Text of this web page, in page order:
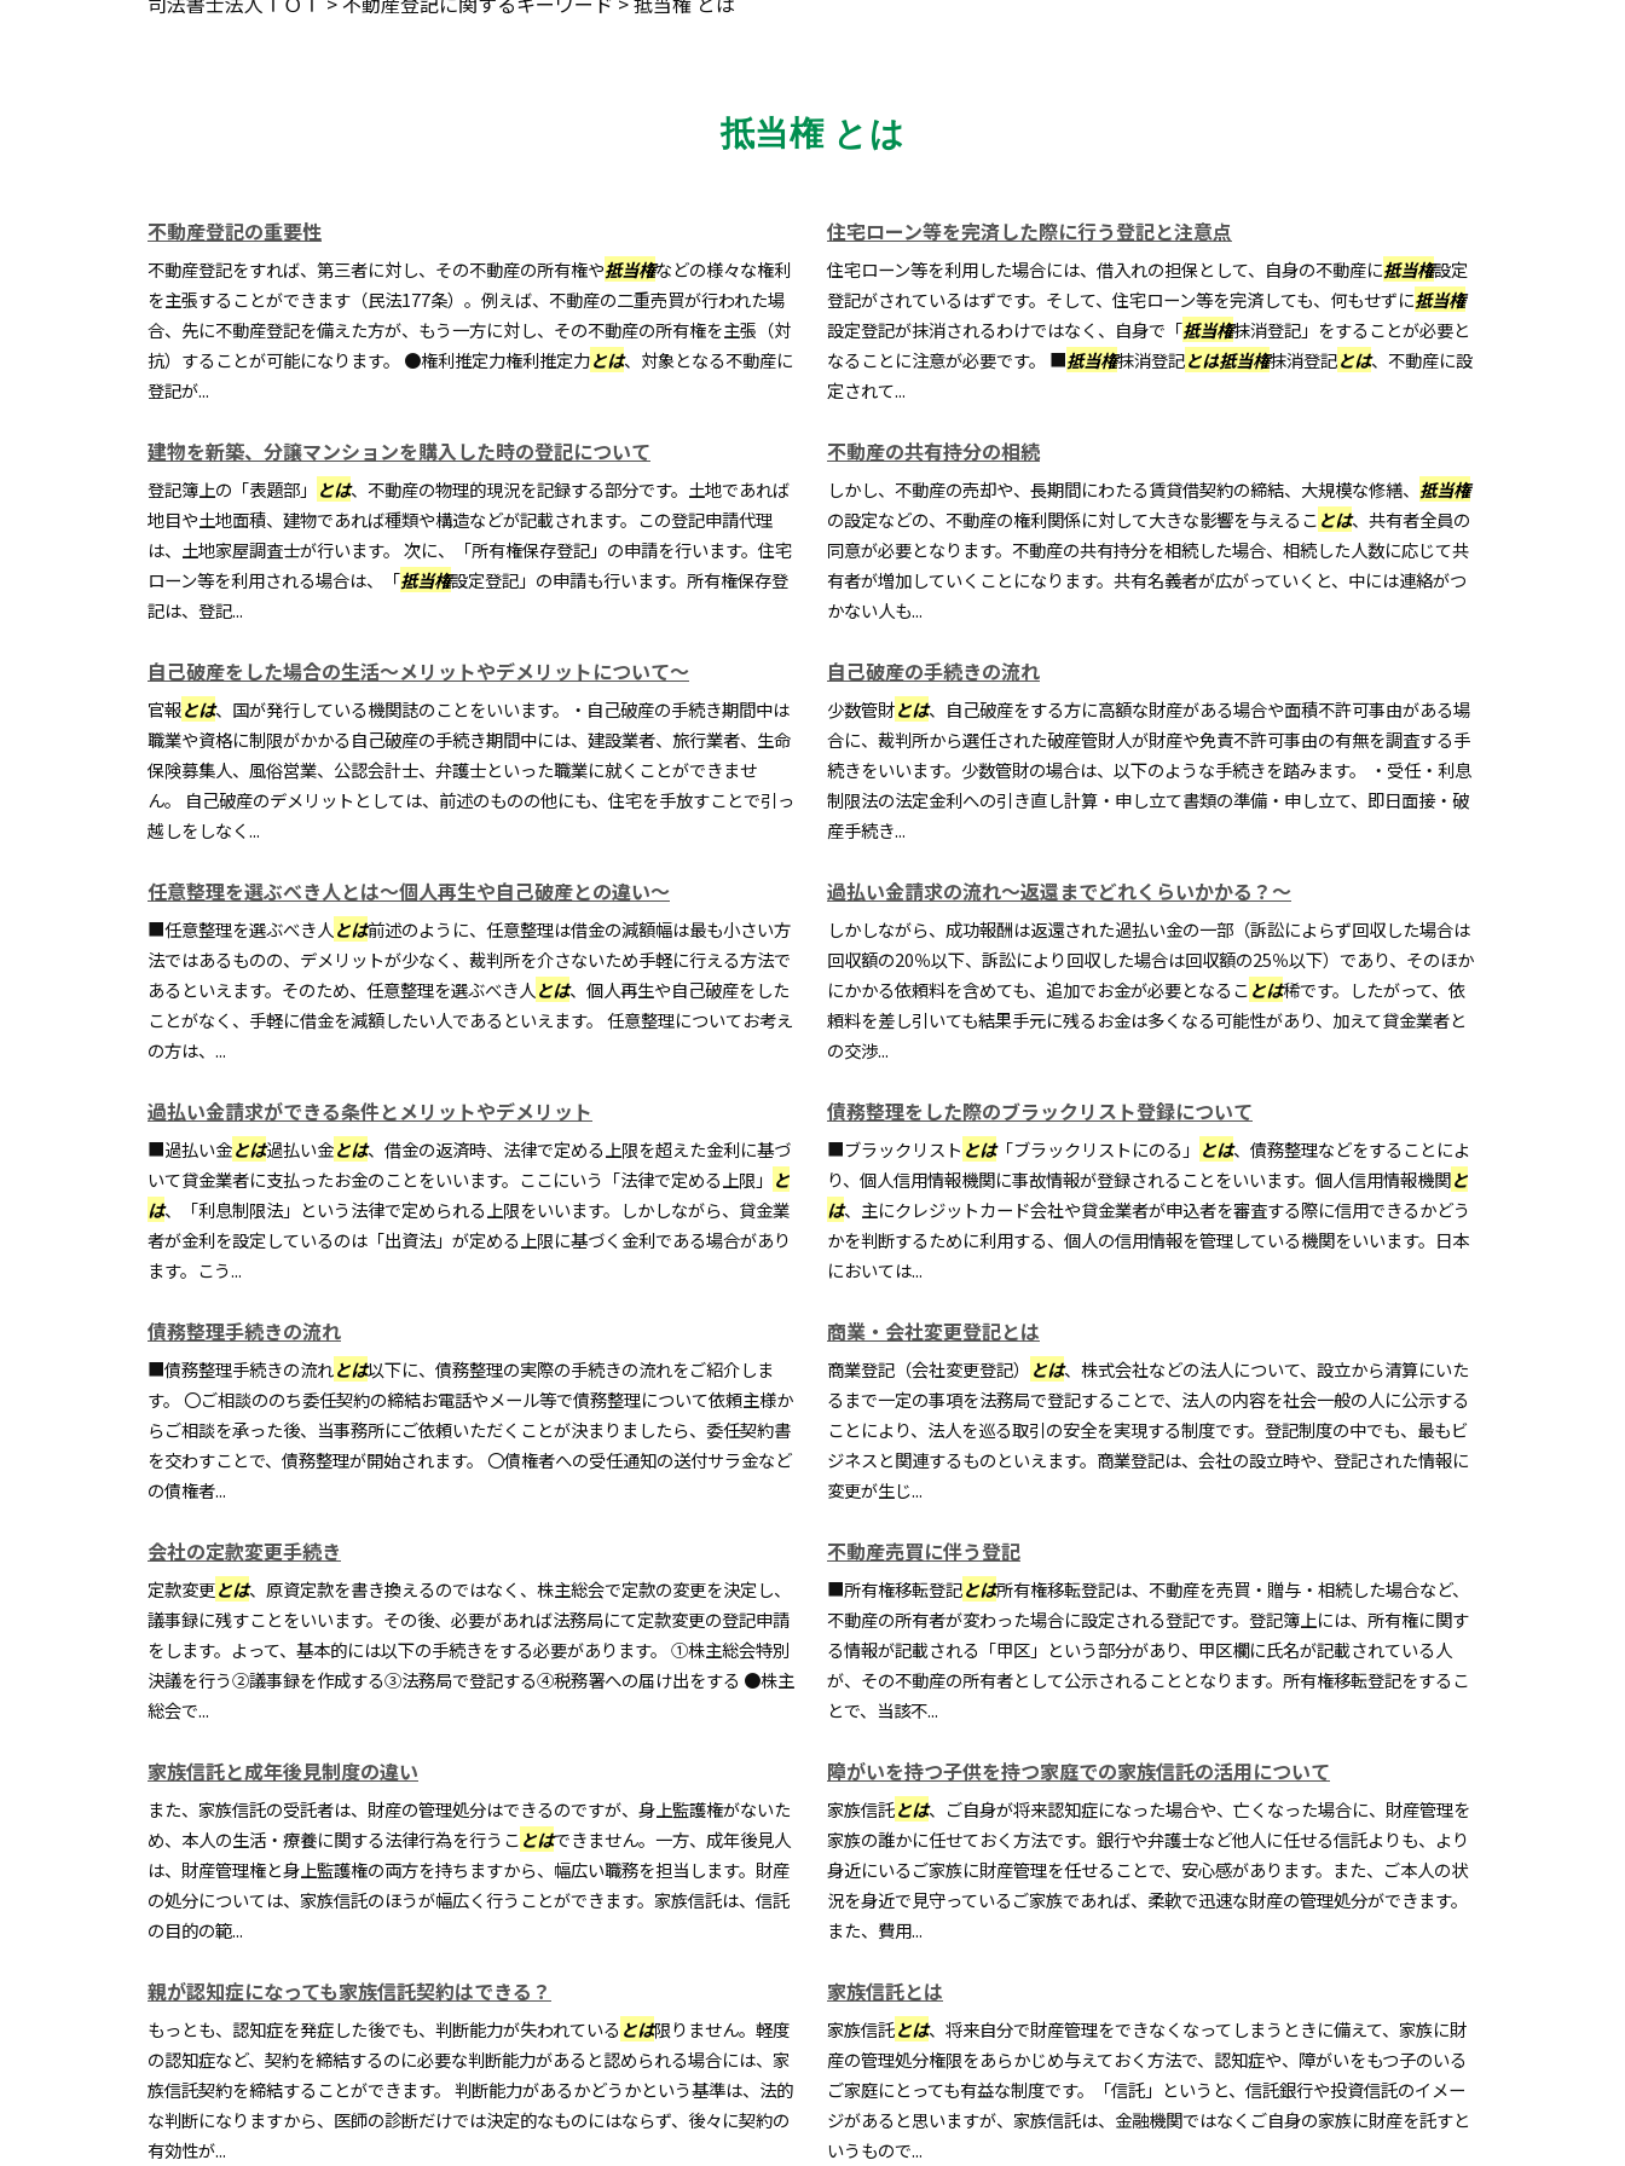
抵当権 とは
不動産登記の重要性
不動産登記をすれば、第三者に対し、その不動産の所有権や抵当権などの様々な権利
を主張することができます（民法177条）。例えば、不動産の二重売買が行われた場
合、先に不動産登記を備えた方が、もう一方に対し、その不動産の所有権を主張（対
抗）することが可能になります。 ●権利推定力権利推定力とは、対象となる不動産に
登記が...
住宅ローン等を完済した際に行う登記と注意点
住宅ローン等を利用した場合には、借入れの担保として、自身の不動産に抵当権設定
登記がされているはずです。そして、住宅ローン等を完済しても、何もせずに抵当権
設定登記が抹消されるわけではなく、自身で「抵当権抹消登記」をすることが必要と
なることに注意が必要です。 ■抵当権抹消登記とは抵当権抹消登記とは、不動産に設
定されて...
建物を新築、分譲マンションを購入した時の登記について
登記簿上の「表題部」 とは、不動産の物理的現況を記録する部分です。土地であれば
地目や土地面積、建物であれば種類や構造などが記載されます。この登記申請代理
は、土地家屋調査士が行います。 次に、「所有権保存登記」の申請を行います。住宅
ローン等を利用される場合は、「抵当権設定登記」の申請も行います。所有権保存登
記は、登記...
不動産の共有持分の相続
しかし、不動産の売却や、長期間にわたる賃貸借契約の締結、大規模な修繕、 抵当権
の設定などの、不動産の権利関係に対して大きな影響を与えることは、共有者全員の
同意が必要となります。不動産の共有持分を相続した場合、相続した人数に応じて共
有者が増加していくことになります。共有名義者が広がっていくと、中には連絡がつ
かない人も...
自己破産をした場合の生活～メリットやデメリットについて～
官報とは、国が発行している機関誌のことをいいます。・自己破産の手続き期間中は
職業や資格に制限がかかる自己破産の手続き期間中には、建設業者、旅行業者、生命
保険募集人、風俗営業、公認会計士、弁護士といった職業に就くことができませ
ん。 自己破産のデメリットとしては、前述のものの他にも、住宅を手放すことで引っ
越しをしなく...
自己破産の手続きの流れ
少数管財とは、自己破産をする方に高額な財産がある場合や面積不許可事由がある場
合に、裁判所から選任された破産管財人が財産や免責不許可事由の有無を調査する手
続きをいいます。少数管財の場合は、以下のような手続きを踏みます。 ・受任・利息
制限法の法定金利への引き直し計算・申し立て書類の準備・申し立て、即日面接・破
産手続き...
任意整理を選ぶべき人とは～個人再生や自己破産との違い～
■任意整理を選ぶべき人とは前述のように、任意整理は借金の減額幅は最も小さい方
法ではあるものの、デメリットが少なく、裁判所を介さないため手軽に行える方法で
あるといえます。そのため、任意整理を選ぶべき人とは、個人再生や自己破産をした
ことがなく、手軽に借金を減額したい人であるといえます。 任意整理についてお考え
の方は、...
過払い金請求の流れ～返還までどれくらいかかる？～
しかしながら、成功報酬は返還された過払い金の一部（訴訟によらず回収した場合は
回収額の20％以下、訴訟により回収した場合は回収額の25％以下）であり、そのほか
にかかる依頼料を含めても、追加でお金が必要となることは稀です。したがって、依
頼料を差し引いても結果手元に残るお金は多くなる可能性があり、加えて貸金業者と
の交渉...
過払い金請求ができる条件とメリットやデメリット
■過払い金とは過払い金とは、借金の返済時、法律で定める上限を超えた金利に基づ
いて貸金業者に支払ったお金のことをいいます。ここにいう「法律で定める上限」 と
は、「利息制限法」という法律で定められる上限をいいます。しかしながら、貸金業
者が金利を設定しているのは「出資法」が定める上限に基づく金利である場合があり
ます。こう...
債務整理をした際のブラックリスト登録について
■ブラックリスト とは「ブラックリストにのる」 とは、債務整理などをすることによ
り、個人信用情報機関に事故情報が登録されることをいいます。個人信用情報機関と
は、主にクレジットカード会社や貸金業者が申込者を審査する際に信用できるかどう
かを判断するために利用する、個人の信用情報を管理している機関をいいます。日本
においては...
債務整理手続きの流れ
■債務整理手続きの流れとは以下に、債務整理の実際の手続きの流れをご紹介しま
す。 〇ご相談ののち委任契約の締結お電話やメール等で債務整理について依頼主様か
らご相談を承った後、当事務所にご依頼いただくことが決まりましたら、委任契約書
を交わすことで、債務整理が開始されます。 〇債権者への受任通知の送付サラ金など
の債権者...
商業・会社変更登記とは
商業登記（会社変更登記） とは、株式会社などの法人について、設立から清算にいた
るまで一定の事項を法務局で登記することで、法人の内容を社会一般の人に公示する
ことにより、法人を巡る取引の安全を実現する制度です。登記制度の中でも、最もビ
ジネスと関連するものといえます。商業登記は、会社の設立時や、登記された情報に
変更が生じ...
会社の定款変更手続き
定款変更とは、原資定款を書き換えるのではなく、株主総会で定款の変更を決定し、
議事録に残すことをいいます。その後、必要があれば法務局にて定款変更の登記申請
をします。よって、基本的には以下の手続きをする必要があります。 ①株主総会特別
決議を行う②議事録を作成する③法務局で登記する④税務署への届け出をする ●株主
総会で...
不動産売買に伴う登記
■所有権移転登記とは所有権移転登記は、不動産を売買・贈与・相続した場合など、
不動産の所有者が変わった場合に設定される登記です。登記簿上には、所有権に関す
る情報が記載される「甲区」という部分があり、甲区欄に氏名が記載されている人
が、その不動産の所有者として公示されることとなります。所有権移転登記をするこ
とで、当該不...
家族信託と成年後見制度の違い
また、家族信託の受託者は、財産の管理処分はできるのですが、身上監護権がないた
め、本人の生活・療養に関する法律行為を行うことはできません。一方、成年後見人
は、財産管理権と身上監護権の両方を持ちますから、幅広い職務を担当します。財産
の処分については、家族信託のほうが幅広く行うことができます。家族信託は、信託
の目的の範...
障がいを持つ子供を持つ家庭での家族信託の活用について
家族信託とは、ご自身が将来認知症になった場合や、亡くなった場合に、財産管理を
家族の誰かに任せておく方法です。銀行や弁護士など他人に任せる信託よりも、より
身近にいるご家族に財産管理を任せることで、安心感があります。また、ご本人の状
況を身近で見守っているご家族であれば、柔軟で迅速な財産の管理処分ができます。
また、費用...
親が認知症になっても家族信託契約はできる？
もっとも、認知症を発症した後でも、判断能力が失われている とは限りません。軽度
の認知症など、契約を締結するのに必要な判断能力があると認められる場合には、家
族信託契約を締結することができます。 判断能力があるかどうかという基準は、法的
な判断になりますから、医師の診断だけでは決定的なものにはならず、後々に契約の
有効性が...
家族信託とは
家族信託とは、将来自分で財産管理をできなくなってしまうときに備えて、家族に財
産の管理処分権限をあらかじめ与えておく方法で、認知症や、障がいをもつ子のいる
ご家庭にとっても有益な制度です。「信託」というと、信託銀行や投資信託のイメー
ジがあると思いますが、家族信託は、金融機関ではなくご自身の家族に財産を託すと
いうもので...